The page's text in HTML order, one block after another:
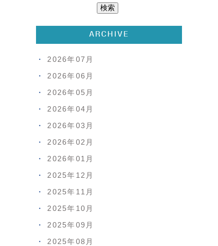
ARCHIVE
2026年07月
2026年06月
2026年05月
2026年04月
2026年03月
2026年02月
2026年01月
2025年12月
2025年11月
2025年10月
2025年09月
2025年08月